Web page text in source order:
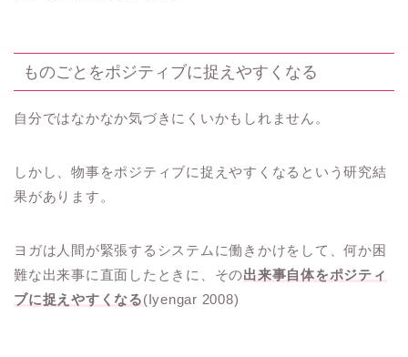
ものごとをポジティブに捉えやすくなる
自分ではなかなか気づきにくいかもしれません。
しかし、物事をポジティブに捉えやすくなるという研究結
果があります。
ヨガは人間が緊張するシステムに働きかけをして、何か困
難な出来事に直面したときに、その出来事自体をポジティ
ブに捉えやすくなる(Iyengar 2008)